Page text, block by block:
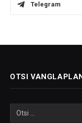
Telegram
OTSI